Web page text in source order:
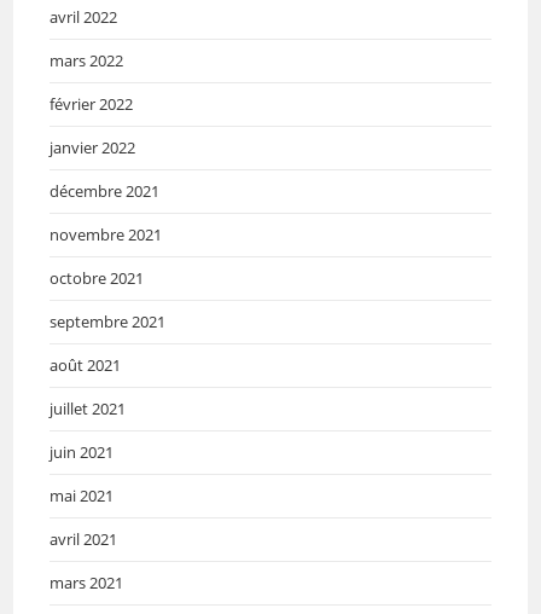
avril 2022
mars 2022
février 2022
janvier 2022
décembre 2021
novembre 2021
octobre 2021
septembre 2021
août 2021
juillet 2021
juin 2021
mai 2021
avril 2021
mars 2021